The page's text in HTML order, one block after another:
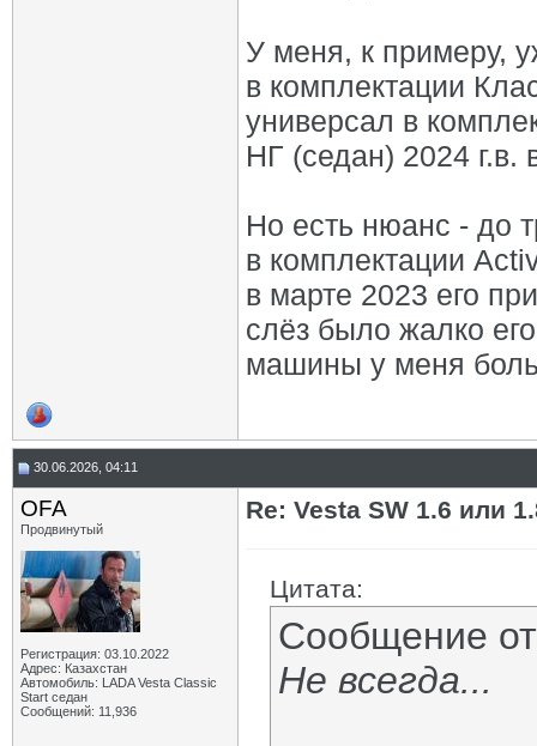
У меня, к примеру,
в комплектации
универсал в
НГ (седан) 2024 г.в.
Но есть нюанс - до
в комплектации
в марте 2023 его
слёз было жалко
машины у меня
30.06.2026, 04:11
OFA
Продвинутый
Регистрация: 03.10.2022
Адрес: Казахстан
Автомобиль: LADA Vesta Classic
Start седан
Сообщений: 11,936
Re: Vesta SW 1.6 или
Цитата:
Сообщение
Не всегда...